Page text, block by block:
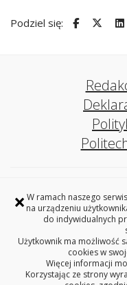
× W ramach naszego
na urządzeniu
do indywidualnych
Użytkownik ma możliwość
cookies w
Więcej informacji
Korzystając ze strony
Podziel się:
pokój 5, DS. 2 Beta,
REGON: